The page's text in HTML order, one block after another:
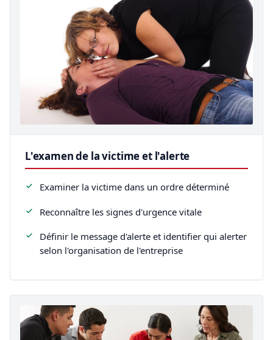
L'examen de la victime et l'alerte
Examiner la victime dans un ordre déterminé
Reconnaître les signes d'urgence vitale
Définir le message d'alerte et identifier qui alerter
selon l'organisation de l'entreprise